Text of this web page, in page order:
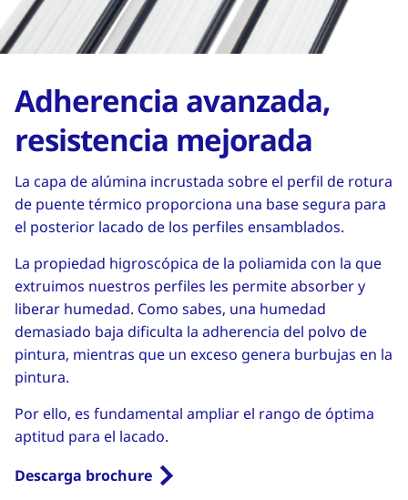
Adherencia avanzada,
resistencia mejorada
La capa de alúmina incrustada sobre el perfil de rotura
de puente térmico proporciona una base segura para
el posterior lacado de los perfiles ensamblados.
La propiedad higroscópica de la poliamida con la que
extruimos nuestros perfiles les permite absorber y
liberar humedad. Como sabes, una humedad
demasiado baja dificulta la adherencia del polvo de
pintura, mientras que un exceso genera burbujas en la
pintura.
Por ello, es fundamental ampliar el rango de óptima
aptitud para el lacado.
Descarga brochure